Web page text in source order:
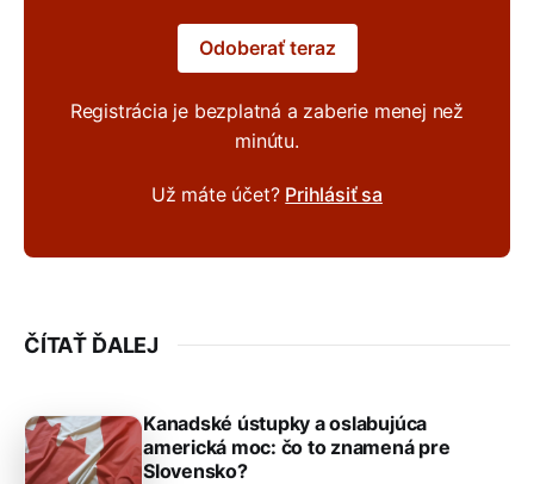
Odoberať teraz
Registrácia je bezplatná a zaberie menej než
minútu.
Už máte účet? Prihlásiť sa
ČÍTAŤ ĎALEJ
Kanadské ústupky a oslabujúca
americká moc: čo to znamená pre
Slovensko?